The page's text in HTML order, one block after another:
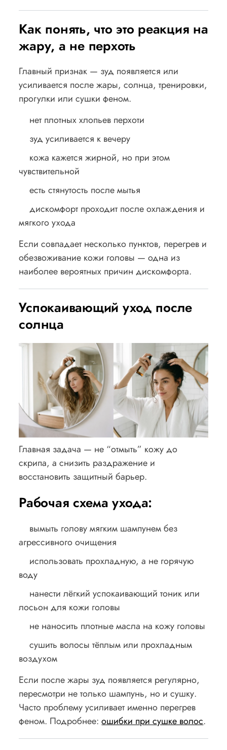
Как понять, что это реакция на
жару, а не перхоть
Главный признак — зуд появляется или
усиливается после жары, солнца, тренировки,
прогулки или сушки феном.
нет плотных хлопьев перхоти
зуд усиливается к вечеру
кожа кажется жирной, но при этом
чувствительной
есть стянутость после мытья
дискомфорт проходит после охлаждения и
мягкого ухода
Если совпадает несколько пунктов, перегрев и
обезвоживание кожи головы — одна из
наиболее вероятных причин дискомфорта.
Успокаивающий уход после
солнца
Главная задача — не “отмыть” кожу до
скрипа, а снизить раздражение и
восстановить защитный барьер.
Рабочая схема ухода:
вымыть голову мягким шампунем без
агрессивного очищения
использовать прохладную, а не горячую
воду
нанести лёгкий успокаивающий тоник или
лосьон для кожи головы
не наносить плотные масла на кожу головы
сушить волосы тёплым или прохладным
воздухом
Если после жары зуд появляется регулярно,
пересмотри не только шампунь, но и сушку.
Часто проблему усиливает именно перегрев
феном. Подробнее:ошибки при сушке волос.